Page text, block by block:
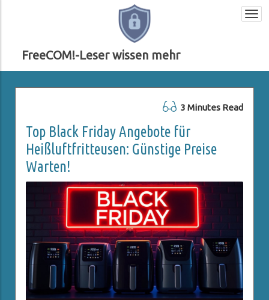
FreeCOM!-Leser wissen mehr
3 Minutes Read
Top Black Friday Angebote für
Heißluftfritteusen: Günstige Preise
Warten!